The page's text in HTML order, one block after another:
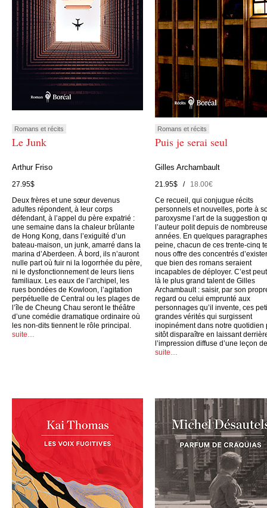
Romans et récits
Le Junk
Arthur Friso
27.95$
Deux frères et une sœur devenus
adultes répondent, à leur corps
défendant, à l’appel du père expatrié :
une semaine dans la chaleur brûlante
de Hong Kong, dans l’exiguïté d’un
bateau-maison, un junk, amarré dans la
marina d’Aberdeen. À bord, ils n’auront
nulle part où fuir ni la logorrhée du père,
ni le dysfonctionnement de leurs liens
familiaux. Les eaux de l’archipel, les
rues bondées de Kowloon, l’agitation
perpétuelle de Central ou les plages de
l’île de Cheung Chau seront le théâtre
d’une comédie dramatique ordinaire où
les non-dits tiennent le rôle principal.
suite…
Romans et récits
Puis je serai seul
Gilles Archambault
21.95$ /18.00€
Ce recueil, qui conjugue récits
personnels et nouvelles, porte à
paroxysme l’art de la suggestion
l’auteur polit depuis de
années. En quelques
peine, chacun de ces trente-cinq
nous offre des concentrés
que bien des romans seraient
incapables de déployer. C’est
là le plus grand talent de Gilles
Archambault : saisir, par son
regard ou celui emprunté aux
personnages qu’il invente, ces
grandes vérités qui surgissent
inopinément dans notre quotidien
sitôt disparaître en laissant
l’impression diffuse d’une leçon
suite…